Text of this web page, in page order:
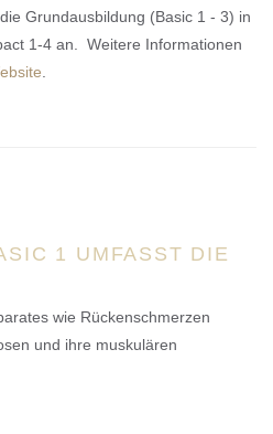
Grundausbildung (Basic 1 - 3) in
1-4 an. Weitere Informationen
1 UMFASST DIE
wie Rückenschmerzen
und ihre muskulären